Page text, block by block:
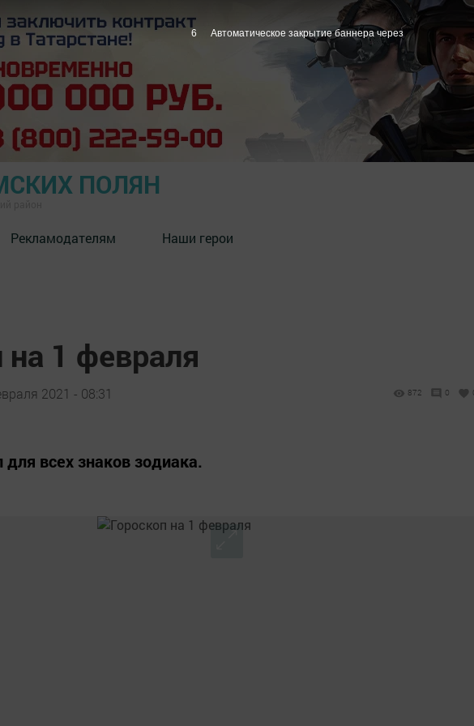
ПОЛЯН
Рекламодателям Наши герои
на 1 февраля
2021 - 08:31 872 0
всех знаков зодиака.
5 Автоматическое закрытие баннера через